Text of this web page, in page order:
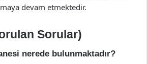
devam etmektedir.
Sorular)
nerede bulunmaktadır?